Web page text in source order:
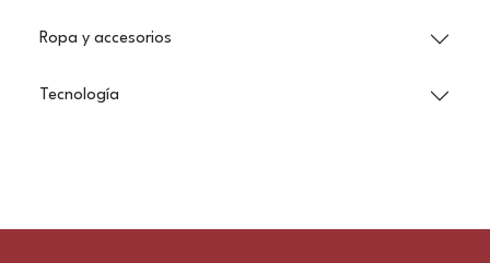
Ropa y accesorios
Tecnología